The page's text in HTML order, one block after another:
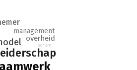
Je hebt dan assistentie nodig.
en invloed kun je dan de opdracht in
Maar hoe herken je de
management
overheid
scrum